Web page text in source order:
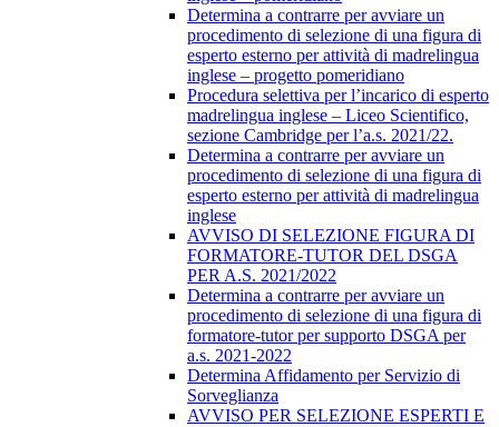
Determina a contrarre per avviare un
procedimento di selezione di una figura di
esperto esterno per attività di madrelingua
inglese – progetto pomeridiano
Procedura selettiva per l’incarico di esperto
madrelingua inglese – Liceo Scientifico,
sezione Cambridge per l’a.s. 2021/22.
Determina a contrarre per avviare un
procedimento di selezione di una figura di
esperto esterno per attività di madrelingua
inglese
AVVISO DI SELEZIONE FIGURA DI
FORMATORE-TUTOR DEL DSGA
PER A.S. 2021/2022
Determina a contrarre per avviare un
procedimento di selezione di una figura di
formatore-tutor per supporto DSGA per
a.s. 2021-2022
Determina Affidamento per Servizio di
Sorveglianza
AVVISO PER SELEZIONE ESPERTI E